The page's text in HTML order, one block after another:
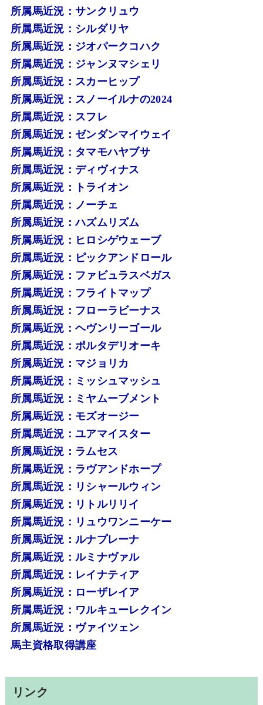
所属馬近況：サンクリュウ
所属馬近況：シルダリヤ
所属馬近況：ジオパークコハク
所属馬近況：ジャンヌマシェリ
所属馬近況：スカーヒップ
所属馬近況：スノーイルナの2024
所属馬近況：スフレ
所属馬近況：ゼンダンマイウェイ
所属馬近況：タマモハヤブサ
所属馬近況：ディヴィナス
所属馬近況：トライオン
所属馬近況：ノーチェ
所属馬近況：ハズムリズム
所属馬近況：ヒロシゲウェーブ
所属馬近況：ピックアンドロール
所属馬近況：ファビュラスベガス
所属馬近況：フライトマップ
所属馬近況：フローラビーナス
所属馬近況：ヘヴンリーゴール
所属馬近況：ポルタデリオーキ
所属馬近況：マジョリカ
所属馬近況：ミッシュマッシュ
所属馬近況：ミヤムーブメント
所属馬近況：モズオージー
所属馬近況：ユアマイスター
所属馬近況：ラムセス
所属馬近況：ラヴアンドホープ
所属馬近況：リシャールウィン
所属馬近況：リトルリリイ
所属馬近況：リュウワンニーケー
所属馬近況：ルナプレーナ
所属馬近況：ルミナヴァル
所属馬近況：レイナティア
所属馬近況：ローザレイア
所属馬近況：ワルキューレクイン
所属馬近況：ヴァイツェン
馬主資格取得講座
リンク